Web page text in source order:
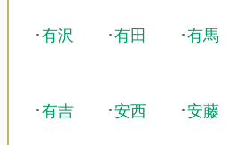
･有沢 ･有田 ･有馬
･有吉 ･安西 ･安藤